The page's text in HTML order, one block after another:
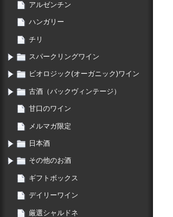
アルゼンチン
ハンガリー
チリ
スパークリングワイン
ビオロジック(オーガニック)ワイン
古酒（バックヴィンテージ）
甘口のワイン
メルマガ限定
日本酒
その他のお酒
ギフトボックス
デイリーワイン
厳選シャルドネ